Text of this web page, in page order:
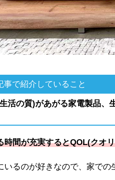
事で紹介していること
活の質)があがる家電製品、
時間が充実するとQOL(クオ
いるのが好きなので、家での